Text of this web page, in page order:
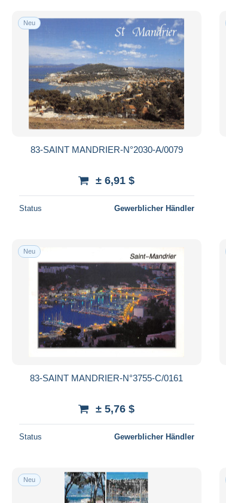
Neu
83-SAINT MANDRIER-N°2030-A/0079
± 6,91 $
Status Gewerblicher Händler
Neu
83-SAINT MANDRIER-N°3755-C/0161
± 5,76 $
Status Gewerblicher Händler
Neu